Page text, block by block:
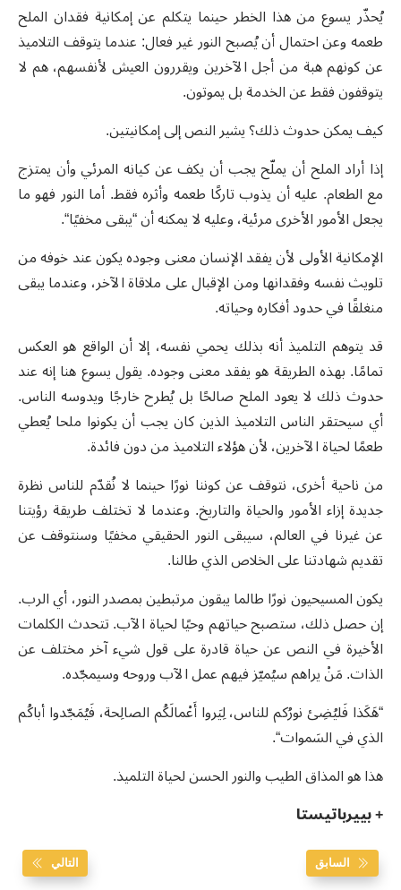
يُحذّر يسوع من هذا الخطر حينما يتكلم عن إمكانية فقدان الملح
طعمه وعن احتمال أن يُصبح النور غير فعال: عندما يتوقف التلاميذ
عن كونهم هبة من أجل الآخرين ويقررون العيش لأنفسهم، هم لا
يتوقفون فقط عن الخدمة بل يموتون.
كيف يمكن حدوث ذلك؟ يشير النص إلى إمكانيتين.
إذا أراد الملح أن يملّح يجب أن يكف عن كيانه المرئي وأن يمتزج
مع الطعام. عليه أن يذوب تاركًا طعمه وأثره فقط. أما النور فهو ما
يجعل الأمور الأخرى مرئية، وعليه لا يمكنه أن “يبقى مخفيًا“.
الإمكانية الأولى لأن يفقد الإنسان معنى وجوده يكون عند خوفه من
تلويث نفسه وفقدانها ومن الإقبال على ملاقاة الآخر، وعندما يبقى
منغلقًا في حدود أفكاره وحياته.
قد يتوهم التلميذ أنه بذلك يحمي نفسه، إلا أن الواقع هو العكس
تمامًا. بهذه الطريقة هو يفقد معنى وجوده. يقول يسوع هنا إنه عند
حدوث ذلك لا يعود الملح صالحًا بل يُطرح خارجًا ويدوسه الناس.
أي سيحتقر الناس التلاميذ الذين كان يجب أن يكونوا ملحا يُعطي
طعمًا لحياة الآخرين، لأن هؤلاء التلاميذ من دون فائدة.
من ناحية أخرى، نتوقف عن كوننا نورًا حينما لا نُقدّم للناس نظرة
جديدة إزاء الأمور والحياة والتاريخ. وعندما لا تختلف طريقة رؤيتنا
عن غيرنا في العالم، سيبقى النور الحقيقي مخفيًا وسنتوقف عن
تقديم شهادتنا على الخلاص الذي طالنا.
يكون المسيحيون نورًا طالما يبقون مرتبطين بمصدر النور، أي الرب.
إن حصل ذلك، ستصبح حياتهم وحيًا لحياة الآب. تتحدث الكلمات
الأخيرة في النص عن حياة قادرة على قول شيء آخر مختلف عن
الذات. مَنْ يراهم سيُميّز فيهم عمل الآب وروحه وسيمجّده.
“هَكَذا فَليُضِئ نورُكم للناس، لِيَروا أَعْمالَكُم الصالِحة، فَيُمَجّدوا أباكُم
الذي في السَموات“.
هذا هو المذاق الطيب والنور الحسن لحياة التلميذ.
+ بييرباتيستا
السابق التالي